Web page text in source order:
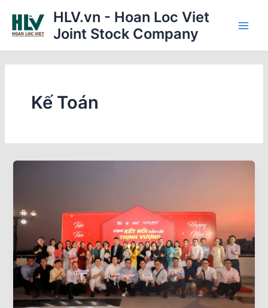
content
HLV.vn - Hoan Loc Viet
Joint Stock Company
Kế Toán